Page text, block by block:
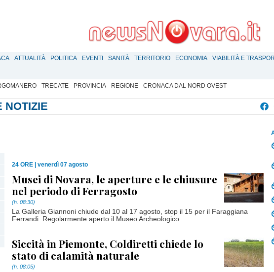
ATTUALITÀ POLITICA EVENTI SANITÀ TERRITORIO ECONOMIA VIABILITÀ E
TRECATE PROVINCIA REGIONE CRONACA DAL NORD OVEST
NOTIZIE
24 ORE venerdì 07 agosto
Musei di Novara, le aperture e le chiusure
nel periodo di Ferragosto
(h. 08:30)
La Galleria Giannoni chiude dal 10 al 17 agosto, stop il 15 per il Faraggiana
Ferrandi. Regolarmente aperto il Museo Archeologico
Siccità in Piemonte, Coldiretti chiede lo
stato di calamità naturale
(h. 08:05)